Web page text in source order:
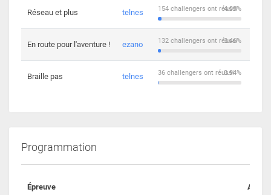
Réseau et plus telnes 4.03%
154 challengers ont réussi
En route pour l'aventure ! ezano 3.46%
132 challengers ont réussi
Braille pas telnes 0.94%
36 challengers ont réussi
Programmation
Épreuve Auteur